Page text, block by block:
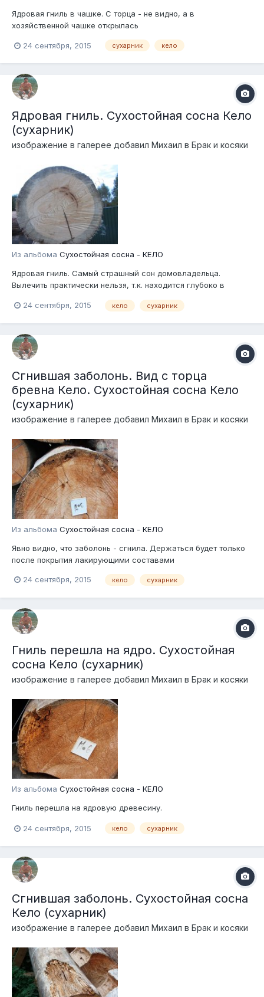
Ядровая гниль в чашке. С торца - не видно, а в
хозяйственной чашке открылась
24 сентября, 2015 сухарник кело
Ядровая гниль. Сухостойная сосна Кело
(сухарник)
изображение в галерее добавил Михаил в Брак и косяки
Из альбома Сухостойная сосна - КЕЛО
Ядровая гниль. Самый страшный сон домовладельца.
Вылечить практически нельзя, т.к. находится глубоко в
24 сентября, 2015
кело сухарник
Сгнившая заболонь. Вид с торца
бревна Кело. Сухостойная сосна Кело
(сухарник)
изображение в галерее добавил Михаил в Брак и косяки
Из альбома Сухостойная сосна - КЕЛО
Явно видно, что заболонь - сгнила. Держаться будет только
после покрытия лакирующими составами
24 сентября, 2015 кело сухарник
Гниль перешла на ядро. Сухостойная
сосна Кело (сухарник)
изображение в галерее добавил Михаил в Брак и косяки
Из альбома Сухостойная сосна - КЕЛО
Гниль перешла на ядровую древесину.
24 сентября, 2015 кело сухарник
Сгнившая заболонь. Сухостойная сосна
Кело (сухарник)
изображение в галерее добавил Михаил в Брак и косяки